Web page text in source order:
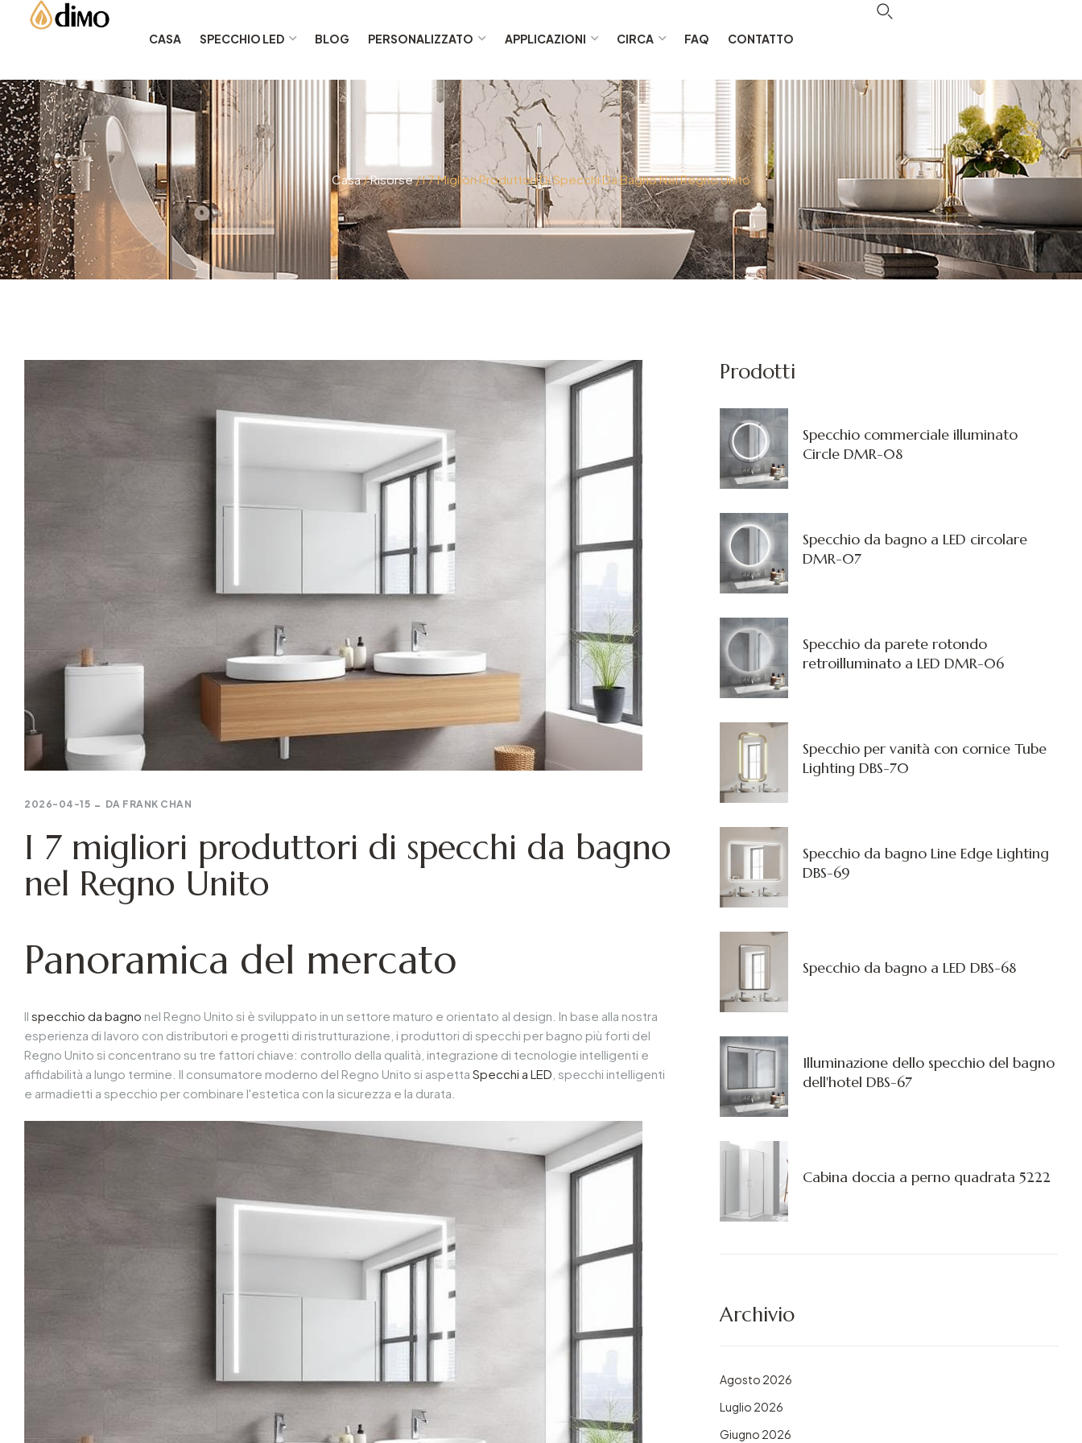
CASA SPECCHIO LED BLOG PERSONALIZZATO APPLICAZIONI CIRCA FAQ CONTATTO
Casa/Risorse/ I 7 Migliori Produttori Di Specchi Da Bagno Nel Regno Unito
2026-04-15 DA FRANK CHAN
I 7 migliori produttori di specchi da bagno
nel Regno Unito
Panoramica del mercato
Il specchio da bagno nel Regno Unito si è sviluppato in un settore maturo e orientato al design. In base alla nostra
esperienza di lavoro con distributori e progetti di ristrutturazione, i produttori di specchi per bagno più forti del
Regno Unito si concentrano su tre fattori chiave: controllo della qualità, integrazione di tecnologie intelligenti e
affidabilità a lungo termine. Il consumatore moderno del Regno Unito si aspetta Specchi a LED , specchi intelligenti
e armadietti a specchio per combinare l'estetica con la sicurezza e la durata.
Prodotti
Specchio commerciale illuminato
Circle DMR-08
Specchio da bagno a LED circolare
DMR-07
Specchio da parete rotondo
retroilluminato a LED DMR-06
Specchio per vanità con cornice Tube
Lighting DBS-70
Specchio da bagno Line Edge Lighting
DBS-69
Specchio da bagno a LED DBS-68
Illuminazione dello specchio del bagno
dell'hotel DBS-67
Cabina doccia a perno quadrata 5222
Archivio
Agosto 2026
Luglio 2026
Giugno 2026